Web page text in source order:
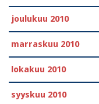
joulukuu 2010
marraskuu 2010
lokakuu 2010
syyskuu 2010